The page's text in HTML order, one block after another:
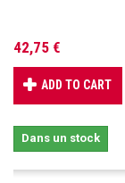
42,75 €
ADD TO CART
Dans un stock